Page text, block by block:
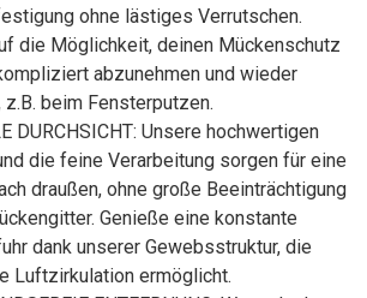
ohne lästiges Verrutschen.
die Möglichkeit, deinen Mückenschutz
abzunehmen und wieder
z.B. beim Fensterputzen.
DURCHSICHT: Unsere hochwertigen
die feine Verarbeitung sorgen für eine
draußen, ohne große Beeinträchtigung
Genieße eine konstante
dank unserer Gewebsstruktur, die
Luftzirkulation ermöglicht.